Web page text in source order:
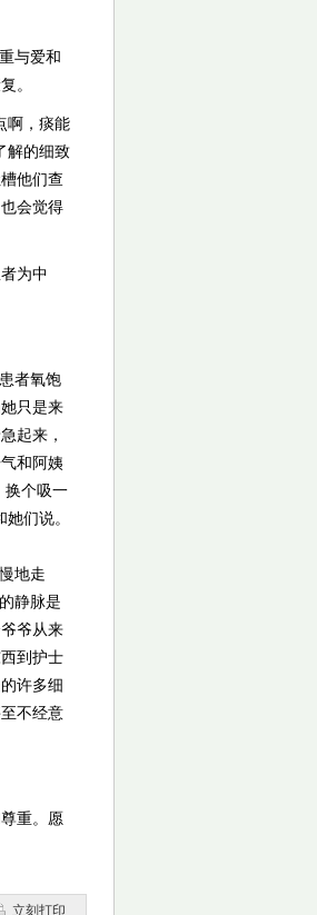
与爱和
。
啊，痰能
解的细致
他们查
会觉得
为中
者氧饱
只是来
起来，
和阿姨
换个吸一
们说。
地走
静脉是
爷从来
到护士
许多细
不经意
重。愿
立刻打印